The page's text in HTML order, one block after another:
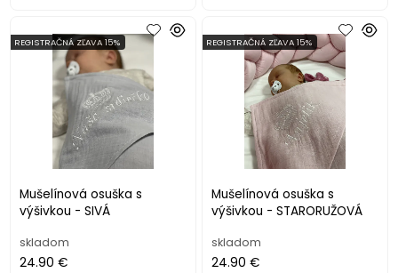
Mušelínová osuška s
výšivkou - SIVÁ
REGISTRAČNÁ ZĽAVA 15%
skladom
24.90 €
Mušelínová osuška s
výšivkou - STARORUŽOVÁ
REGISTRAČNÁ ZĽAVA 15%
skladom
24.90 €